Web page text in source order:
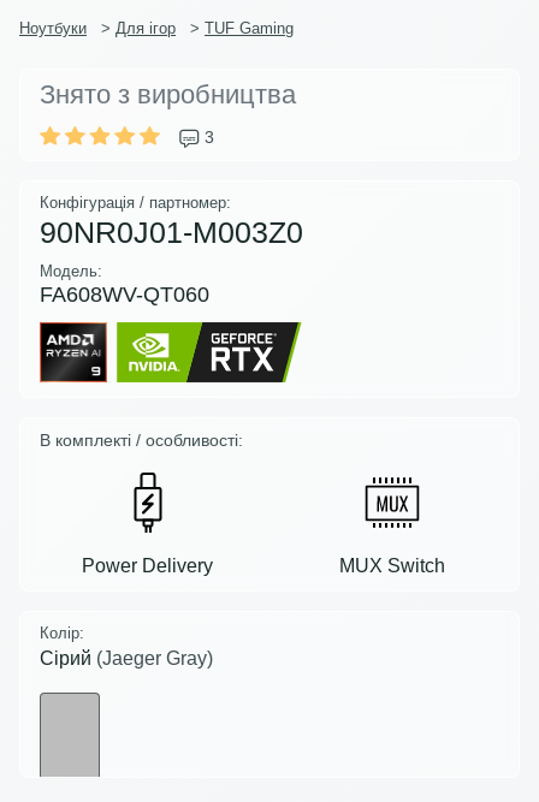
Ноутбуки > Для ігор > TUF Gaming
Знято з виробництва
3
Конфігурація / партномер:
90NR0J01-M003Z0
Модель:
FA608WV-QT060
В комплекті / особливості:
Power Delivery MUX Switch
Колір:
Сірий (Jaeger Gray)